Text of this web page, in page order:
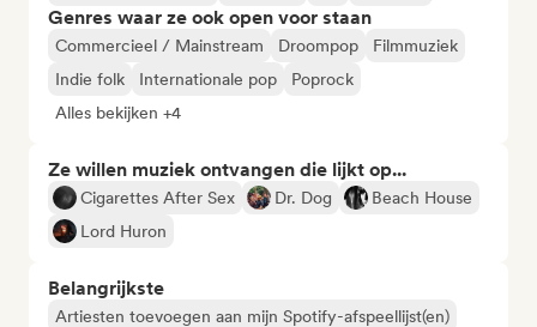
Genres waar ze ook open voor staan
Commercieel / Mainstream Droompop
Filmmuziek
Indie folk
Internationale pop
Poprock
Alles bekijken +4
Ze willen muziek ontvangen die lijkt op...
Cigarettes After Sex Dr. Dog
Beach House
Lord Huron
Belangrijkste
Artiesten toevoegen aan mijn Spotify-afspeellijst(en)